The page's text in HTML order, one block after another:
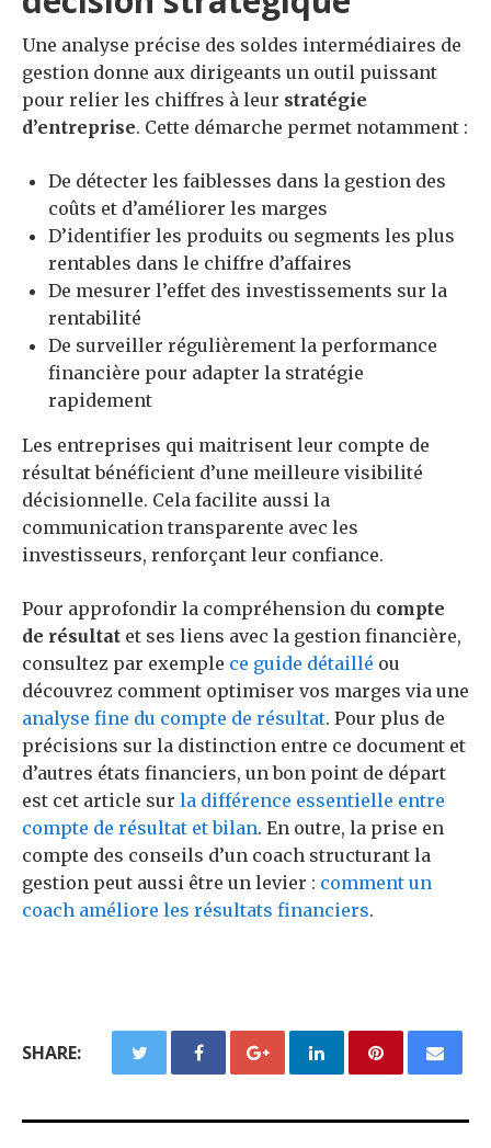
Une analyse précise des soldes intermédiaires de
gestion donne aux dirigeants un outil puissant
pour relier les chiffres à leur stratégie
d’entreprise. Cette démarche permet notamment :
De détecter les faiblesses dans la gestion des
coûts et d’améliorer les marges
D’identifier les produits ou segments les plus
rentables dans le chiffre d’affaires
De mesurer l’effet des investissements sur la
rentabilité
De surveiller régulièrement la performance
financière pour adapter la stratégie
rapidement
Les entreprises qui maitrisent leur compte de
résultat bénéficient d’une meilleure visibilité
décisionnelle. Cela facilite aussi la
communication transparente avec les
investisseurs, renforçant leur confiance.
Pour approfondir la compréhension du compte
de résultat et ses liens avec la gestion financière,
consultez par exemple ce guide détaillé ou
découvrez comment optimiser vos marges via une
analyse fine du compte de résultat. Pour plus de
précisions sur la distinction entre ce document et
d’autres états financiers, un bon point de départ
est cet article sur la différence essentielle entre
compte de résultat et bilan. En outre, la prise en
compte des conseils d’un coach structurant la
gestion peut aussi être un levier : comment un
coach améliore les résultats financiers.
SHARE: